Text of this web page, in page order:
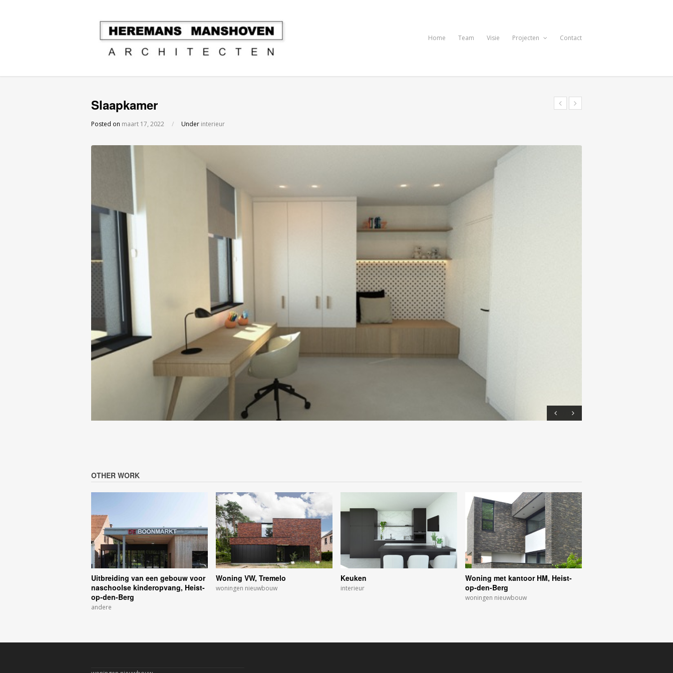
Home Team Visie Projecten Contact
Slaapkamer
Posted on maart 17, 2022 / Under interieur
OTHER WORK
Uitbreiding van een gebouw voor
naschoolse kinderopvang, Heist-
op-den-Berg
andere
Woning VW, Tremelo
woningen nieuwbouw
Keuken
interieur
Woning met kantoor HM, Heist-
op-den-Berg
woningen nieuwbouw